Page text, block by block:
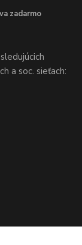
zadarmo
a soc. sieťach: